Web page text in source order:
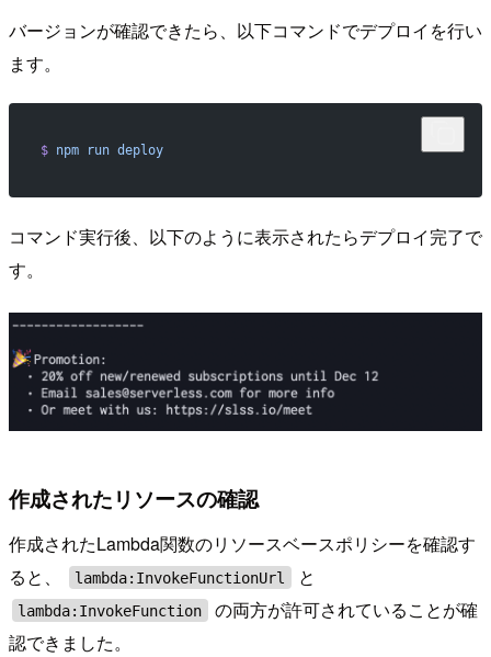
バージョンが確認できたら、以下コマンドでデプロイを行い
ます。
$ npm run deploy
コマンド実行後、以下のように表示されたらデプロイ完了で
す。
作成されたリソースの確認
作成されたLambda関数のリソースベースポリシーを確認す
ると、
lambda:InvokeFunctionUrl と
lambda:InvokeFunction
の両方が許可されていることが確
認できました。